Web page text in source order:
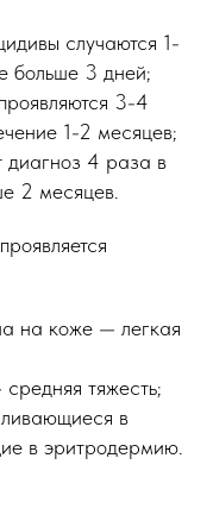
случаются 1-
больше 3 дней;
3-4
1-2 месяцев;
диагноз 4 раза в
2 месяцев.
на коже — легкая
тяжесть;
в
в эритродермию.